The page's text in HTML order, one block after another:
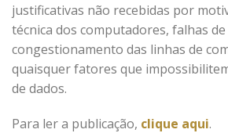
justificativas não recebidas por
técnica dos computadores, falhas
congestionamento das linhas de
quaisquer fatores que
de dados.
Para ler a publicação, clique aqui.